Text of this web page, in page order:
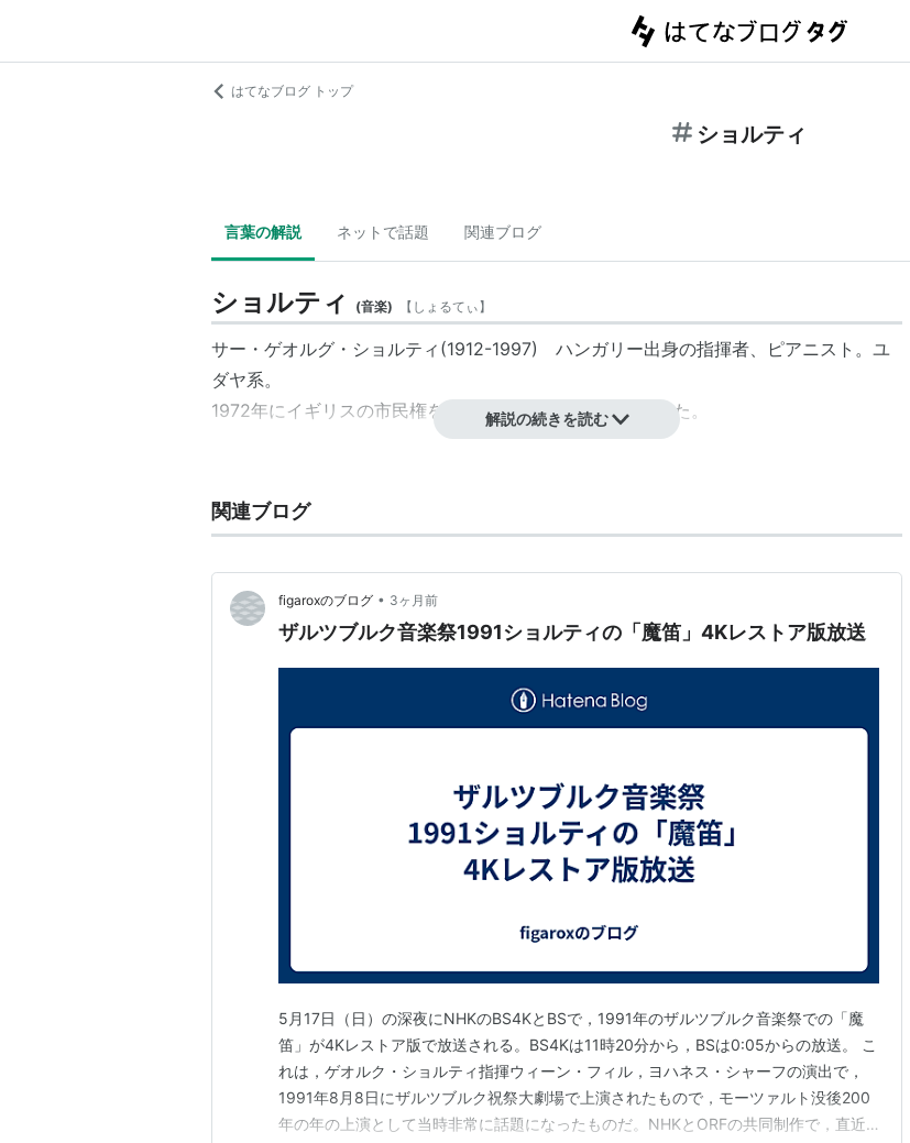
はてなブログ トップ
ショルティ
言葉の解説 ネットで話題 関連ブログ
ショルティ (音楽) 【 しょるてぃ】
サー・ゲオルグ・ショルティ(1912-1997) ハンガリー出身の指揮者、ピアニスト。ユ
ダヤ系。
1972年にイギリスの市民権を得、ナイトの称号を授与された。
解説の続きを読む
関連ブログ
figaroxのブログ • 3ヶ月前
ザルツブルク音楽祭1991ショルティの「魔笛」4Kレストア版放送
5月17日（日）の深夜にNHKのBS4KとBSで，1991年のザルツブルク音楽祭での「魔
笛」が4Kレストア版で放送される。BS4Kは11時20分から，BSは0:05からの放送。 こ
れは，ゲオルク・ショルティ指揮ウィーン・フィル，ヨハネス・シャーフの演出で，
1991年8月8日にザルツブルク祝祭大劇場で上演されたもので，モーツァルト没後200
年の年の上演として当時非常に話題になったものだ。NHKとORFの共同制作で，直近